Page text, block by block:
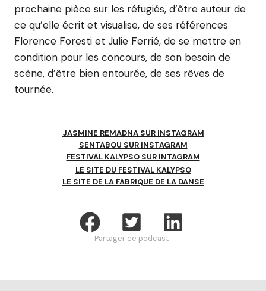
prochaine pièce sur les réfugiés, d’être auteur de
ce qu’elle écrit et visualise, de ses références
Florence Foresti et Julie Ferrié, de se mettre en
condition pour les concours, de son besoin de
scène, d’être bien entourée, de ses rêves de
tournée.
JASMINE REMADNA SUR INSTAGRAM
SENTABOU SUR INSTAGRAM
FESTIVAL KALYPSO SUR INTAGRAM
LE SITE DU FESTIVAL KALYPSO
LE SITE DE LA FABRIQUE DE LA DANSE
Partager ce podcast